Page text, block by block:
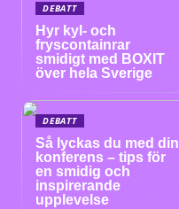
DEBATT
Hyr kyl- och
fryscontainrar
smidigt med BOXIT
över hela Sverige
DEBATT
Så lyckas du med din
konferens – tips för
en smidig och
inspirerande
upplevelse